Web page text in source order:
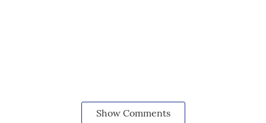
Show Comments